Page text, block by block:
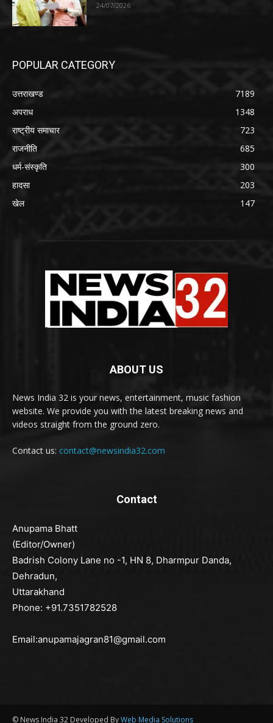
24/07/2026
POPULAR CATEGORY
उत्तराखण्ड
7189
अपराध
1348
राष्ट्रीय समाचार
723
राजनीति
685
धर्म-संस्कृति
300
हादसा
203
खेल
147
ABOUT US
News India 32 is your news, entertainment, music fashion
website. We provide you with the latest breaking news and
videos straight from the ground zero.
Contact us: contact@newsindia32.com
Contact
Anupama Bhatt
(Editor/Owner)
Badrish Colony Lane no -1, HN 8, Dharmpur Danda,
Dehradun,
Uttarakhand
Phone: +91.7351782528
Email:anupamajagran81@gmail.com
© News India 32 Developed ByWeb Media Solutions